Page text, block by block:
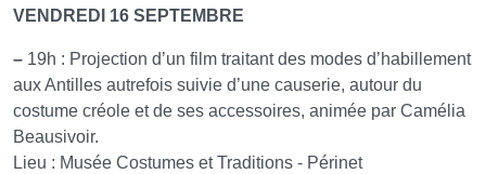
VENDREDI 16 SEPTEMBRE
– 19h : Projection d’un film traitant des modes d’habillement
aux Antilles autrefois suivie d’une causerie, autour du
costume créole et de ses accessoires, animée par Camélia
Beausivoir.
Lieu : Musée Costumes et Traditions - Périnet